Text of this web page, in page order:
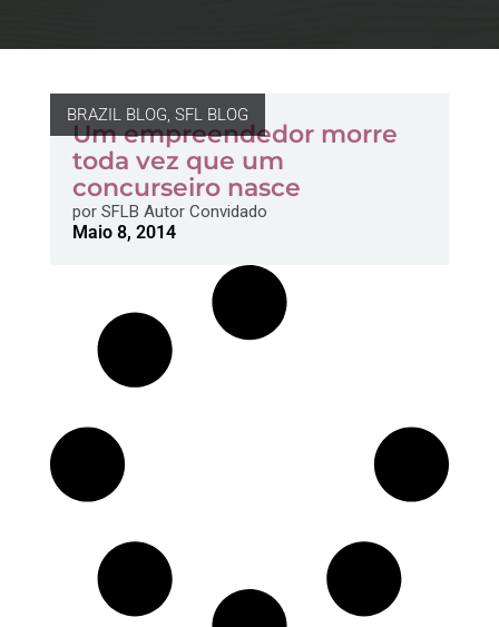
BRAZIL BLOG, SFL BLOG
Um empreendedor morre
toda vez que um
concurseiro nasce
porSFLB Autor Convidado
Maio 8, 2014